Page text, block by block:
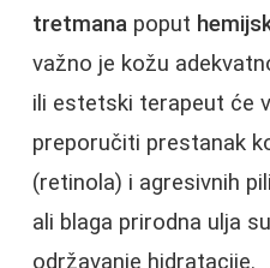
tretmana poput
važno je kožu
ili estetski terapeut će
preporučiti prestanak
(retinola) i agresivnih
ali blaga prirodna ulja
održavanje hidratacije.